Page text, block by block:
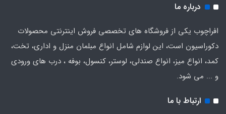
درباره ما
افراچوب یکی از فروشگاه های تخصصی فروش اینترنتی محصولات
دکوراسیون است، این لوازم شامل انواع مبلمان منزل و اداری، تخت،
کمد، انواع میز، انواع صندلی، لوستر، کنسول، بوفه ، درب های ورودی
و ... می شود.
ارتباط با ما